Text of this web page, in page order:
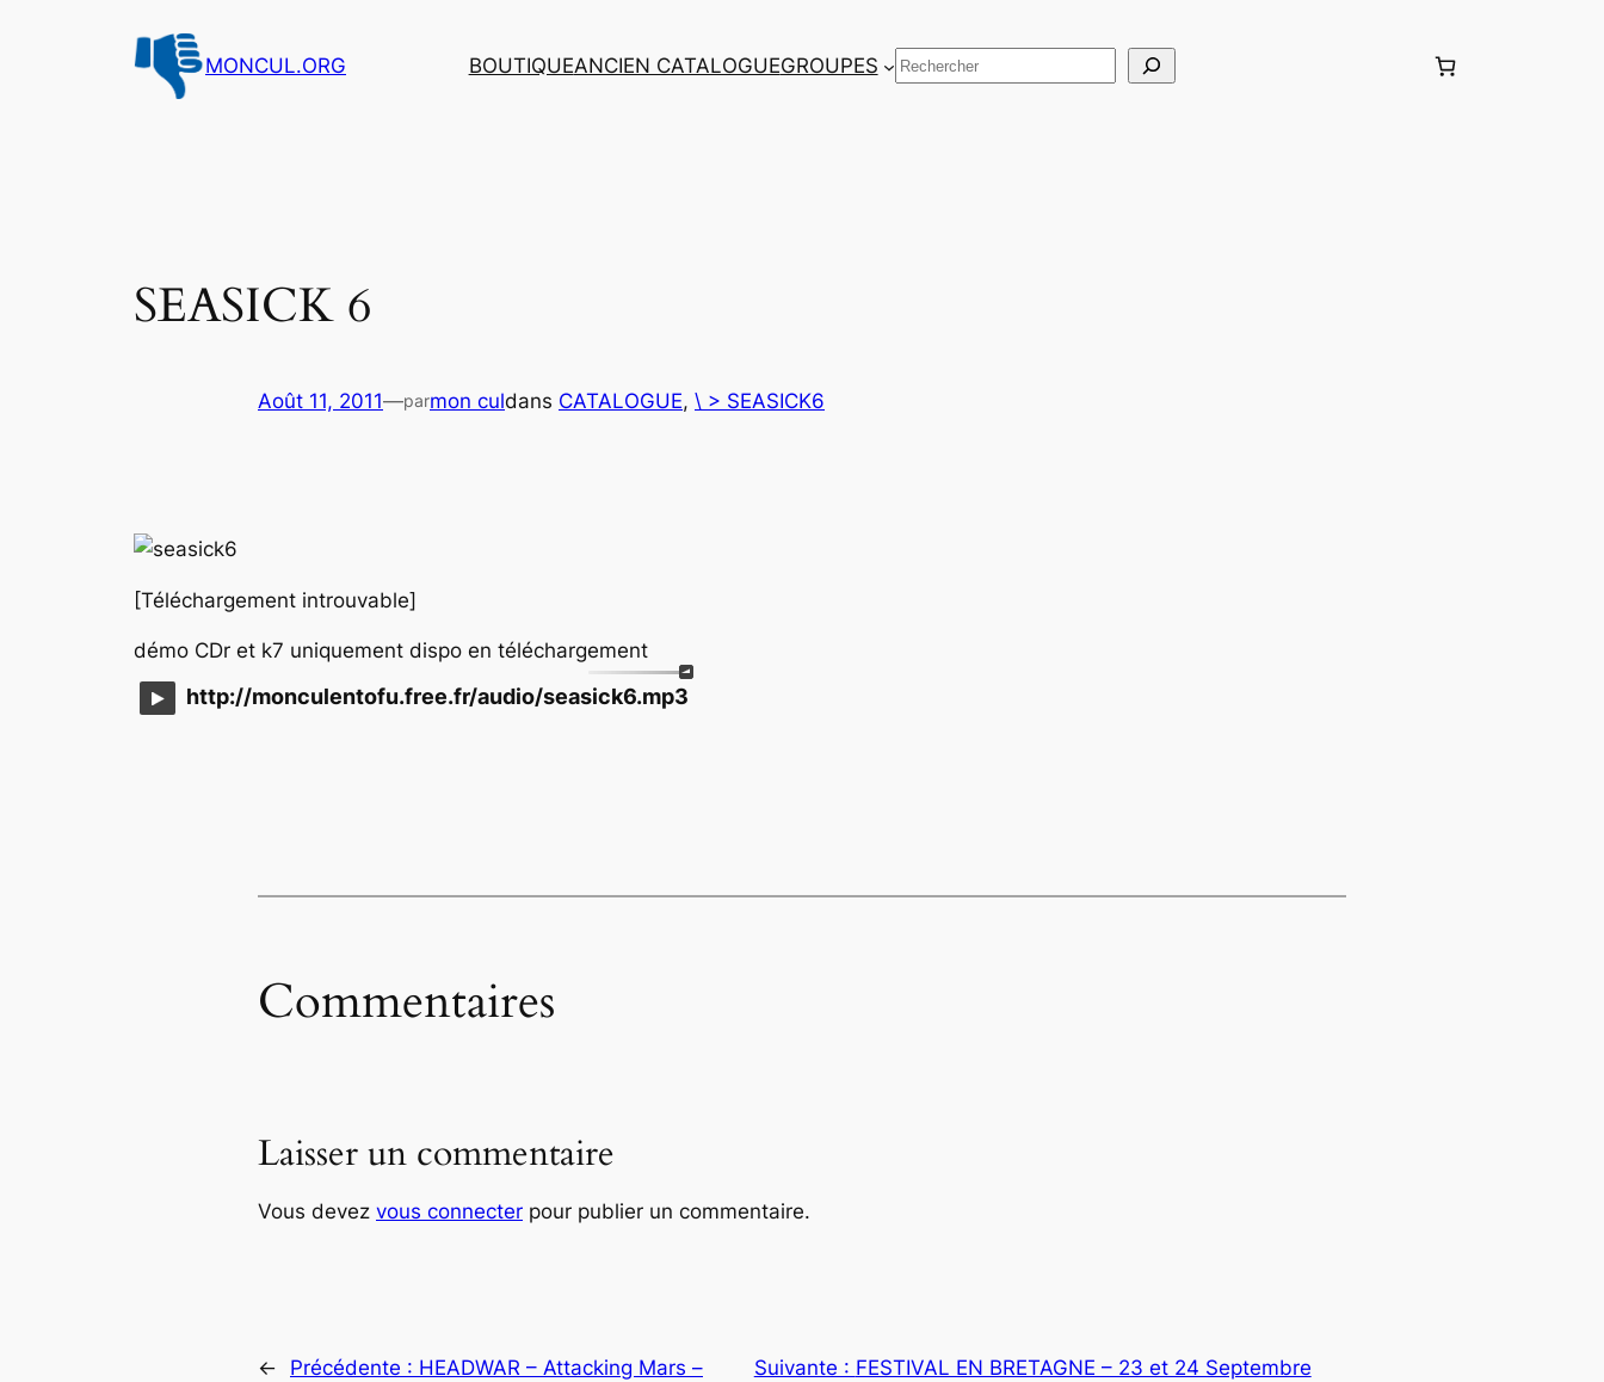
MONCUL.ORG BOUTIQUEANCIEN CATALOGUEGROUPES Rechercher
SEASICK 6
Août 11, 2011—parmon culdans CATALOGUE, \ > SEASICK6
[Téléchargement introuvable]
démo CDr et k7 uniquement dispo en téléchargement
http://monculentofu.free.fr/audio/seasick6.mp3
Commentaires
Laisser un commentaire
Vous devez vous connecter pour publier un commentaire.
← Précédente : HEADWAR – Attacking Mars –
Suivante : FESTIVAL EN BRETAGNE – 23 et 24 Septembre